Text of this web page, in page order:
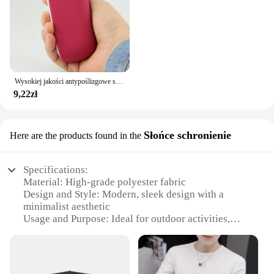
an ideal option for salons, spas, or online retailers
looking to expand their product offerings. With
these eyebrows, you can ensure that your clients
receive the highest quality and most natural-looking
enhancements to their brows.
Wysokiej jakości antypoślizgowe silikonowe etui do IQOS 3.0 Duo Pełna osłona ochronna na papierosy Sil Case Akcesoria ochronne
9,22zł
Here are the products found in the Słońce schronienie
Specifications:
Material: High-grade polyester fabric
Design and Style: Modern, sleek design with a
minimalist aesthetic
Usage and Purpose: Ideal for outdoor activities,
Performance and Property: UV-resistant, water-
Shape or Size or Weight or Quantity: Compact and